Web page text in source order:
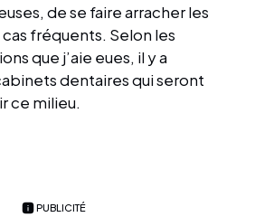
de se faire arracher les
fréquents. Selon les
que j’aie eues, il y a
dentaires qui seront
ce milieu.
PUBLICITÉ